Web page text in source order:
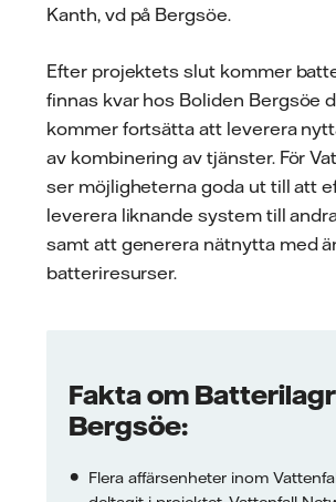
Kanth, vd på Bergsöe.
Efter projektets slut kommer
finnas kvar hos Boliden Bergsöe
kommer fortsätta att leverera
av kombinering av tjänster. För
ser möjligheterna goda ut till att
leverera liknande system till
samt att generera nätnytta med
batteriresurser.
Fakta om
Bergsöe:
Flera affärsenheter inom